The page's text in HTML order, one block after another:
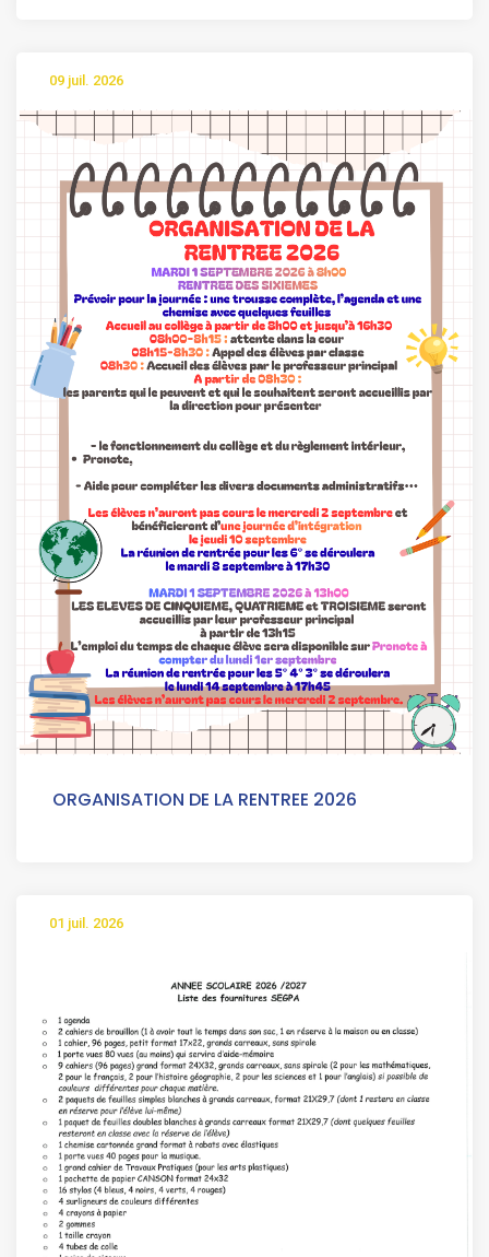
09 juil. 2026
ORGANISATION DE LA RENTREE 2026
01 juil. 2026